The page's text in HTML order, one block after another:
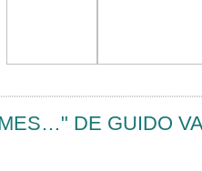
DE GUIDO